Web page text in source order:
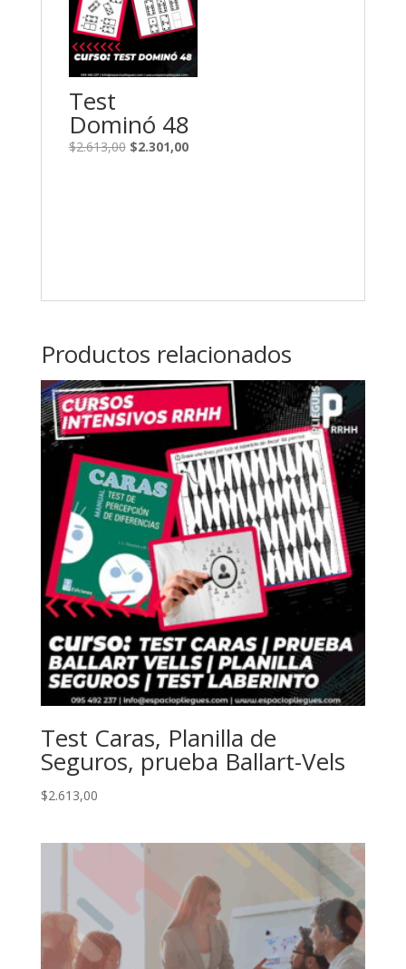
Test
Dominó 48
$2.613,00 El
$2.301,00El
Productos relacionados
Test Caras, Planilla de
Seguros, prueba Ballart-Vels
$2.613,00